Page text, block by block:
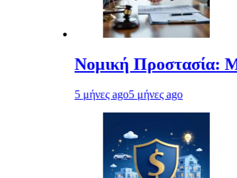
Προστασία: Μια
5 μήνες ago